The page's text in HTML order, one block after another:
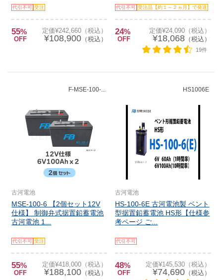
代引不可 受注
55%
OFF
定価¥242,660（税込）
¥108,900（税込）
代引不可 受注品【約１～２ヵ月】で発送
24%
OFF
定価¥24,090（税込）
¥18,068（税込）
19件
F-MSE-100-...
古河電池
MSE-100-6 【2個セット12V
仕様】 制御弁式据置鉛蓄電池
古河電池 1...
代引不可 受注
55%
OFF
定価¥418,000（税込）
¥188,100（税込）
HS1006E
古河電池
HS-100-6E 古河電池製 ベント
型据置鉛蓄電池 HS形【仕様参
考ページ ご...
代引不可
48%
OFF
定価¥145,530（税込）
¥74,690（税込）